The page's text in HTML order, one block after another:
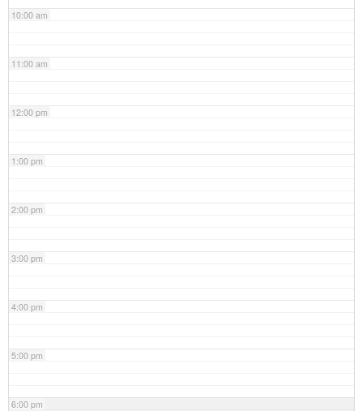
10:00 am
11:00 am
12:00 pm
1:00 pm
2:00 pm
3:00 pm
4:00 pm
5:00 pm
6:00 pm